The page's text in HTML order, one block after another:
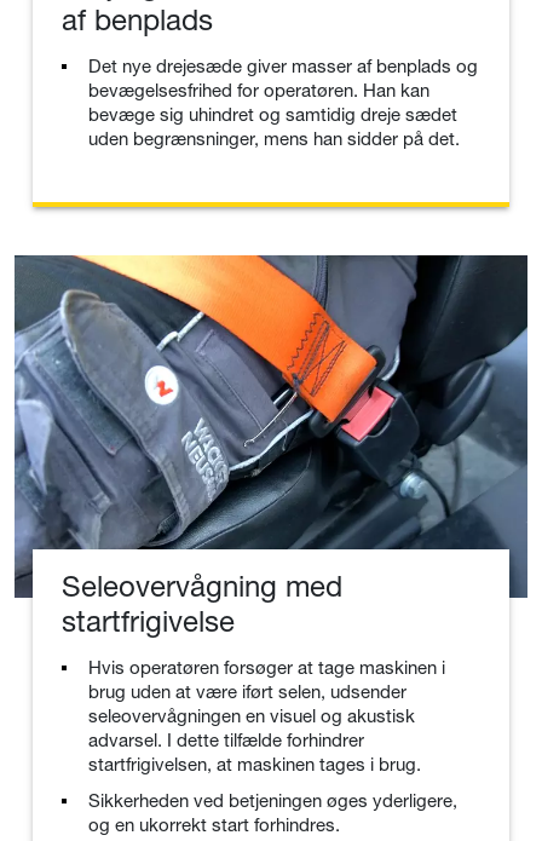
af benplads
Det nye drejesæde giver masser af benplads og
bevægelsesfrihed for operatøren. Han kan
bevæge sig uhindret og samtidig dreje sædet
uden begrænsninger, mens han sidder på det.
Seleovervågning med
startfrigivelse
Hvis operatøren forsøger at tage maskinen i
brug uden at være iført selen, udsender
seleovervågningen en visuel og akustisk
advarsel. I dette tilfælde forhindrer
startfrigivelsen, at maskinen tages i brug.
Sikkerheden ved betjeningen øges yderligere,
og en ukorrekt start forhindres.